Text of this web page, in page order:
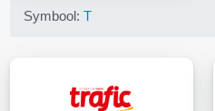
Symbool:T